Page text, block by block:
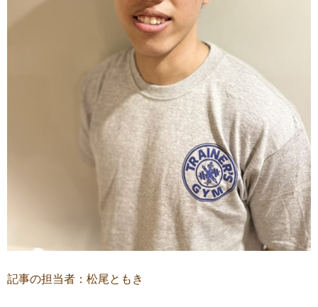
記事の担当者：松尾ともき